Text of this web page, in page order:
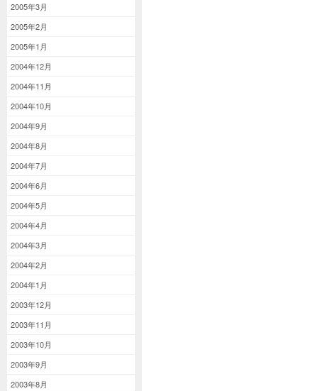
2005年3月
2005年2月
2005年1月
2004年12月
2004年11月
2004年10月
2004年9月
2004年8月
2004年7月
2004年6月
2004年5月
2004年4月
2004年3月
2004年2月
2004年1月
2003年12月
2003年11月
2003年10月
2003年9月
2003年8月